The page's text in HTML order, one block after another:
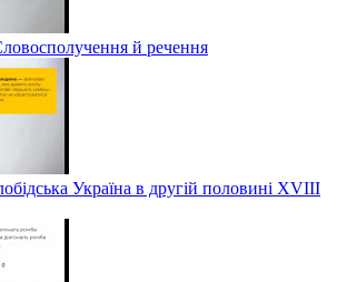
й речення
Україна в другій половині ХVIIІ